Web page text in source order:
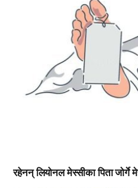
रहेनन् लियोनल मेस्सीका पिता जोर्गे